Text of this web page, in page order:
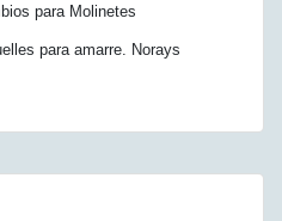
para Molinetes
para amarre. Norays